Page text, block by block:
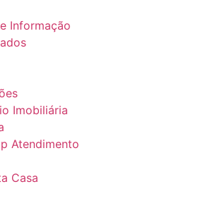
Informação
Imobiliária
Atendimento
Casa